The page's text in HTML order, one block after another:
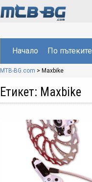
Начало По пътеките
MTB-BG.com > Maxbike
Етикет: Maxbike